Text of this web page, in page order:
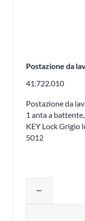
Postazione da
41.722.010
Postazione da
1 anta a
KEY Lock Grigio
5012
remove